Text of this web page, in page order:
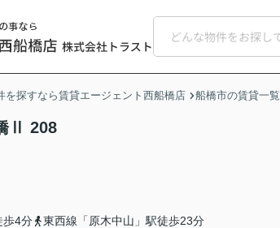
を探すなら賃貸エージェント西船橋店 船橋市の賃貸一覧
Ⅱ 208
歩4分
東西線「原木中山」駅徒歩23分